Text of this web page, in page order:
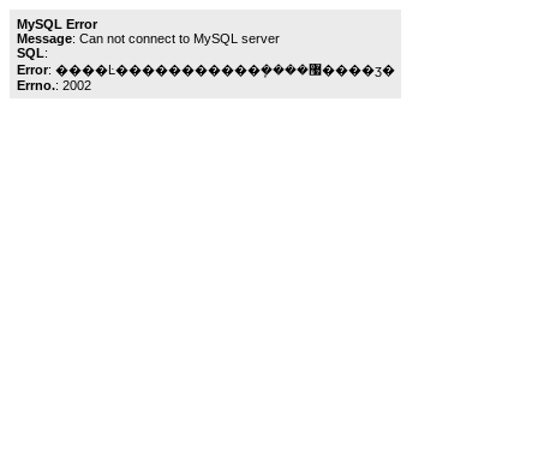
MySQL Error
Message: Can not connect to MySQL server
SQL:
Error
: ����Ŀ�����������ܾ����޷����ӡ�
Errno.: 2002